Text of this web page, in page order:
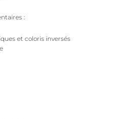
et coloris inversés